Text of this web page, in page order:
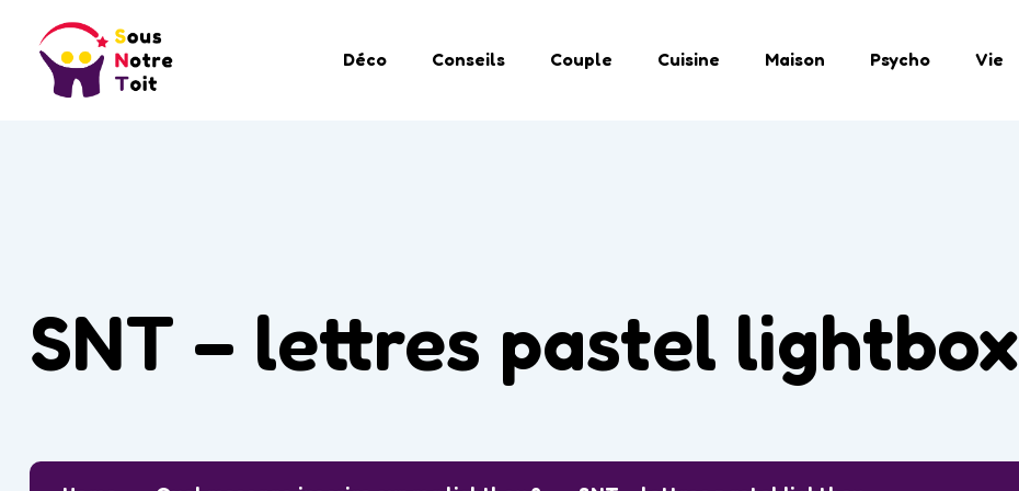
Déco Conseils Couple Cuisine Maison Psycho Vie
SNT – lettres pastel lightbox